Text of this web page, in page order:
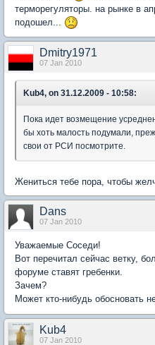
терморегуляторы. на рынке в
подошел...
Dmitry1971
07 Jan 2010
Kub4, on 31.12.2009 - 10:58:
Пока идет возмещение
бы хоть малость подумали,
свои от РСИ посмотрите.
Жениться тебе пора, чтобы
Dans
07 Jan 2010
Уважаемые Соседи!
Вот перечитал сейчас ветку,
форуме ставят гребенки.
Зачем?
Может кто-нибудь обосновать
Kub4
07 Jan 2010